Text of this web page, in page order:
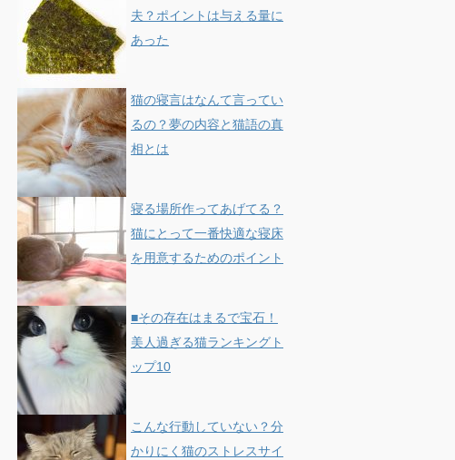
夫？ポイントは与える量に
あった
猫の寝言はなんて言ってい
るの？夢の内容と猫語の真
相とは
寝る場所作ってあげてる？
猫にとって一番快適な寝床
を用意するためのポイント
■その存在はまるで宝石！
美人過ぎる猫ランキングト
ップ10
こんな行動していない？分
かりにく猫のストレスサイ